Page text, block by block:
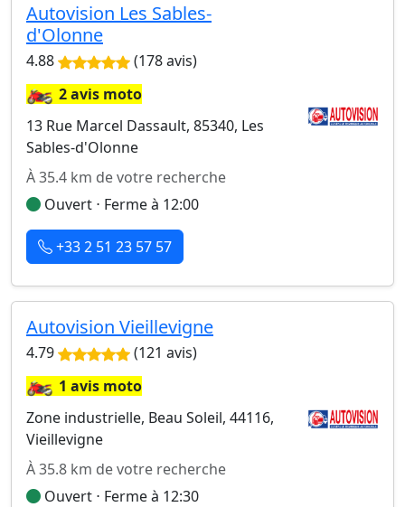
Autovision Les Sables-
d'Olonne
4.88 (178 avis)
🏍️2 avis moto
13 Rue Marcel Dassault, 85340, Les
Sables-d'Olonne
À 35.4 km de votre recherche
Ouvert ⋅ Ferme à 12:00
+33 2 51 23 57 57
Autovision Vieillevigne
4.79 (121 avis)
🏍️1 avis moto
Zone industrielle, Beau Soleil, 44116,
Vieillevigne
À 35.8 km de votre recherche
Ouvert ⋅ Ferme à 12:30